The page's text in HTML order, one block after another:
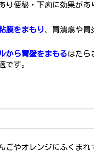
り便秘・下痢に効果があ
膜をまもり、胃潰瘍や胃
から胃壁をまもる はたら
です。
ごやオレンジにふくまれ